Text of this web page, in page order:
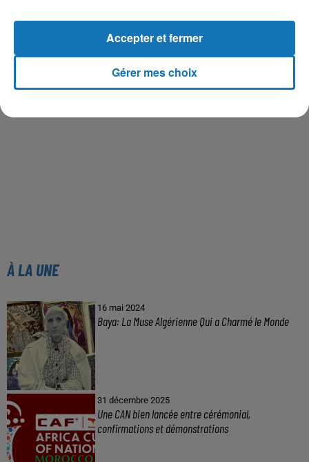
À LA UNE
16 mai 2024
Baya: La Muse Algérienne Qui a Charmé le Monde
31 décembre 2025
Une CAN bien lancée entre cérémonial,
confirmations et démonstrations
Gérer mes choix
Accepter et fermer